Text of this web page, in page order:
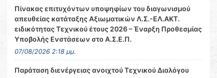
Πίνακας επιτυχόντων υποψηφίων του διαγωνισμού
απευθείας κατάταξης Αξιωματικών Λ.Σ.-ΕΛ.ΑΚΤ.
ειδικότητας Τεχνικού έτους 2026 – Έναρξη Προθεσμίας
Υποβολής Ενστάσεων στο Α.Σ.Ε.Π.
07/08/2026 2:18 μμ.
Παράταση διενέργειας ανοιχτού Τεχνικού Διαλόγου